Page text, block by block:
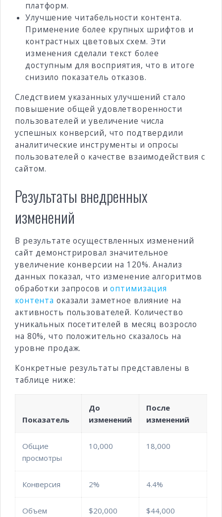
платформ.
Улучшение читабельности контента.
Применение более крупных шрифтов и
контрастных цветовых схем. Эти
изменения сделали текст более
доступным для восприятия, что в итоге
снизило показатель отказов.
Следствием указанных улучшений стало
повышение общей удовлетворенности
пользователей и увеличение числа
успешных конверсий, что подтвердили
аналитические инструменты и опросы
пользователей о качестве взаимодействия с
сайтом.
Результаты внедренных
изменений
В результате осуществленных изменений
сайт демонстрировал значительное
увеличение конверсии на 120%. Анализ
данных показал, что изменение алгоритмов
обработки запросов иоптимизация
контента оказали заметное влияние на
активность пользователей. Количество
уникальных посетителей в месяц возросло
на 80%, что положительно сказалось на
уровне продаж.
Конкретные результаты представлены в
таблице ниже:
Показатель
До
изменений
После
изменений
Общие
просмотры
10,000 18,000
Конверсия 2% 4.4%
Объем
$20,000 $44,000